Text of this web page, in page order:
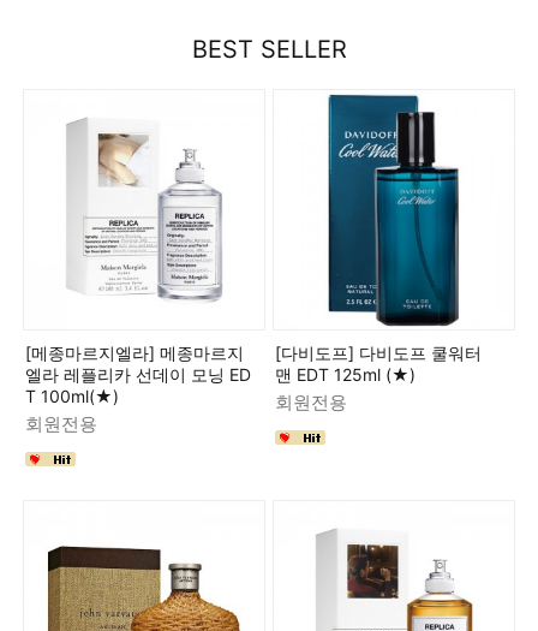
BEST SELLER
[메종마르지엘라] 메종마르지
엘라 레플리카 선데이 모닝 ED
T 100ml(★)
회원전용
[다비도프] 다비도프 쿨워터
맨 EDT 125ml (★)
회원전용